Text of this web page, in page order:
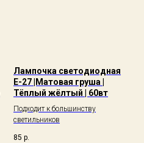
Лампочка светодиодная
Е-27 |Матовая груша |
Тёплый жёлтый | 60вт
Подходит к большинству
светильников
85 р.